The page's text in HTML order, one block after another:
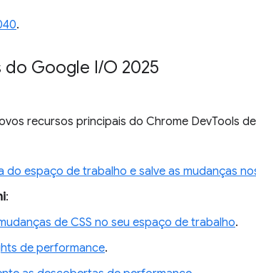
.
Google I/O 2025
recursos principais do Chrome DevTools
do espaço de trabalho e salve as mudanças
:
de CSS no seu espaço de trabalho.
de performance.